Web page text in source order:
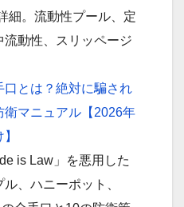
細。流動性プール、定
動性、スリッページ
口とは？絶対に騙され
衛マニュアル【2026年
is Law」を悪用した
、ハニーポット、